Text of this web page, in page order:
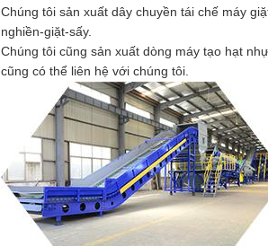
Chúng tôi sản xuất dây chuyền tái chế máy
nghiền-giặt-sấy.
Chúng tôi cũng sản xuất dòng máy tạo hạt
cũng có thể liên hệ với chúng tôi.